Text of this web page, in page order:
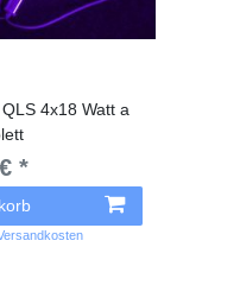
4x18 Watt a
*